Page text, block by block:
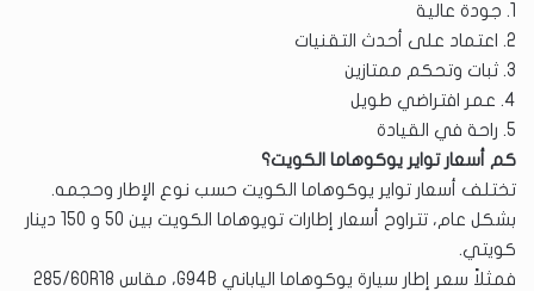
1. جودة عالية
2. اعتماد على أحدث التقنيات
3. ثبات وتحكم ممتازين
4. عمر افتراضي طويل
5. راحة في القيادة
كم أسعار تواير يوكوهاما الكويت؟
تختلف أسعار تواير يوكوهاما الكويت حسب نوع الإطار وحجمه.
بشكل عام، تتراوح أسعار إطارات تويوهاما الكويت بين 50 و 150 دينار
كويتي.
فمثلاً سعر إطار سيارة يوكوهاما الياباني G94B، مقاس 285/60R18